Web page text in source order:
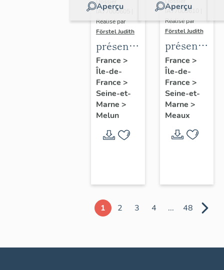
Aperçu
IA77000605 |
Réalisé par
Förstel Judith
présentation
de
l'étude
du
patrimoine
de
Melun
France >
Île-de-
France >
Seine-et-
Marne >
Melun
Aperçu
IA77000610 |
Réalisé par
Förstel Judith
de
l'étude
du
patrimoine
de
Meaux
France >
Île-de-
France >
Seine-et-
Marne >
Meaux
1 2 3 4 ... 48